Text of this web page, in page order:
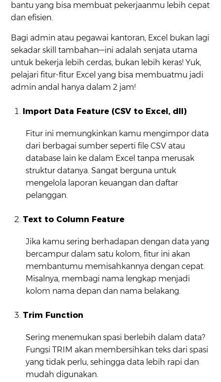
bantu yang bisa membuat pekerjaanmu lebih cepat
dan efisien.
Bagi admin atau pegawai kantoran, Excel bukan lagi
sekadar skill tambahan—ini adalah senjata utama
untuk bekerja lebih cerdas, bukan lebih keras! Yuk,
pelajari fitur-fitur Excel yang bisa membuatmu jadi
admin andal hanya dalam 2 jam!
Import Data Feature (CSV to Excel, dll)
Fitur ini memungkinkan kamu mengimpor data
dari berbagai sumber seperti file CSV atau
database lain ke dalam Excel tanpa merusak
struktur datanya. Sangat berguna untuk
mengelola laporan keuangan dan daftar
pelanggan.
Text to Column Feature
Jika kamu sering berhadapan dengan data yang
bercampur dalam satu kolom, fitur ini akan
membantumu memisahkannya dengan cepat.
Misalnya, membagi nama lengkap menjadi
kolom nama depan dan nama belakang.
Trim Function
Sering menemukan spasi berlebih dalam data?
Fungsi TRIM akan membersihkan teks dari spasi
yang tidak perlu, sehingga data lebih rapi dan
mudah digunakan.